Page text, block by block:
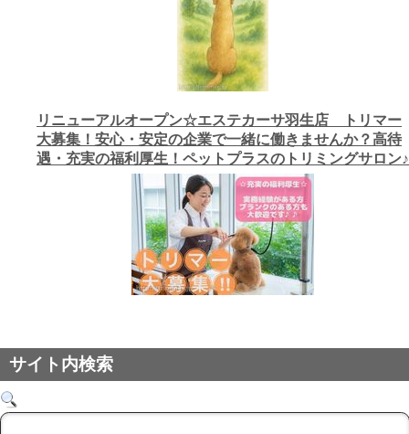
リニューアルオープン☆エステカーサ羽生店 トリマー
大募集！安心・安定の企業で一緒に働きませんか？高待
遇・充実の福利厚生！ペットプラスのトリミングサロン♪
サイト内検索